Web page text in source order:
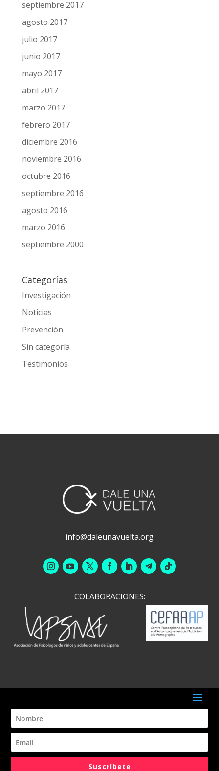
noviembre 2017
octubre 2017
septiembre 2017
agosto 2017
julio 2017
junio 2017
mayo 2017
abril 2017
marzo 2017
febrero 2017
diciembre 2016
noviembre 2016
octubre 2016
septiembre 2016
marzo 2016
septiembre 2000
Categorías
Investigación
Noticias
COLABORACIONES: